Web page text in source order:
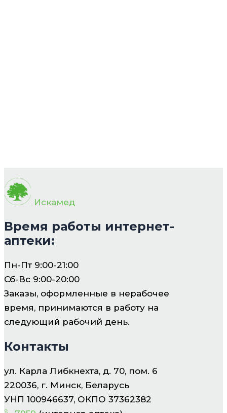
Искамед
Время работы интернет-
аптеки:
Пн-Пт 9:00-21:00
Сб-Вс 9:00-20:00
Заказы, оформленные в нерабочее
время, принимаются в работу на
следующий рабочий день.
Контакты
ул. Карла Либкнехта, д. 70, пом. 6
220036, г. Минск, Беларусь
УНП 100946637, ОКПО 37362382